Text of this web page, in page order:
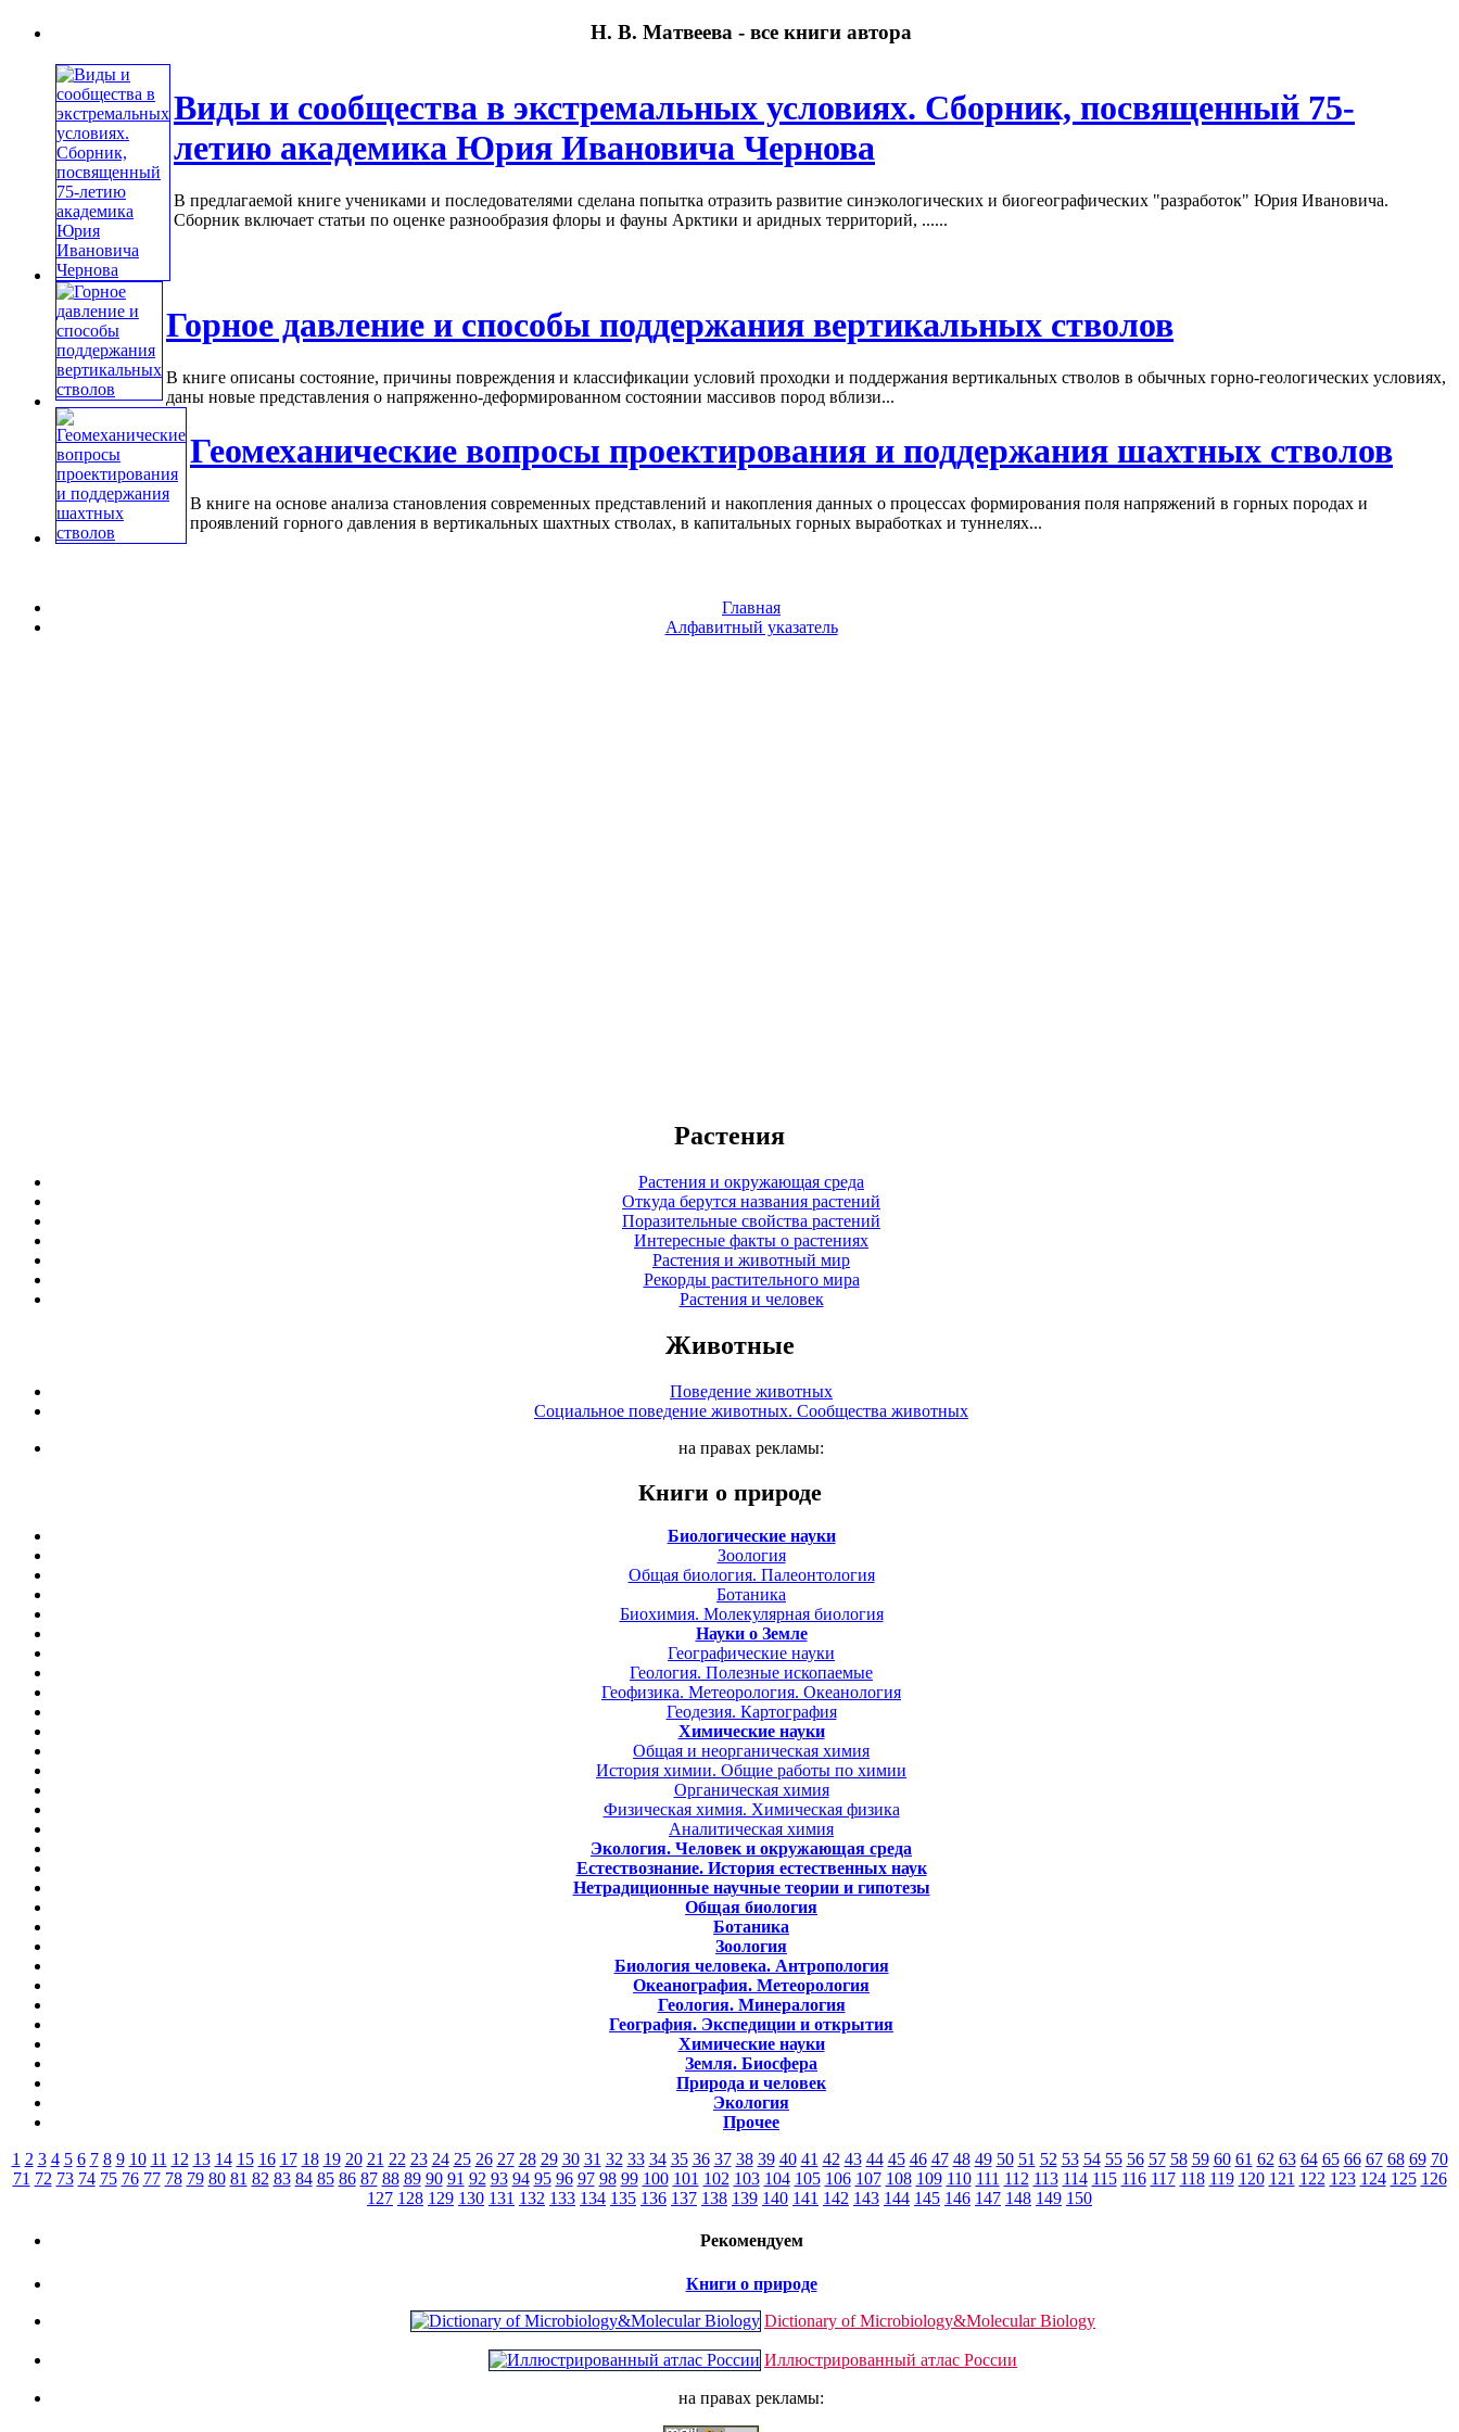
Н. В. Матвеева - все книги автора
Виды и сообщества в экстремальных условиях. Сборник, посвященный 75-
летию академика Юрия Ивановича Чернова
В предлагаемой книге учениками и последователями сделана попытка отразить развитие синэкологических и биогеографических "разработок" Юрия Ивановича.
Сборник включает статьи по оценке разнообразия флоры и фауны Арктики и аридных территорий, ......
Горное давление и способы поддержания вертикальных стволов
В книге описаны состояние, причины повреждения и классификации условий проходки и поддержания вертикальных стволов в обычных горно-геологических условиях,
даны новые представления о напряженно-деформированном состоянии массивов пород вблизи...
Геомеханические вопросы проектирования и поддержания шахтных стволов
В книге на основе анализа становления современных представлений и накопления данных о процессах формирования поля напряжений в горных породах и
проявлений горного давления в вертикальных шахтных стволах, в капитальных горных выработках и туннелях...
Главная
Алфавитный указатель
Растения
Растения и окружающая среда
Откуда берутся названия растений
Поразительные свойства растений
Интересные факты о растениях
Растения и животный мир
Рекорды растительного мира
Растения и человек
Животные
Поведение животных
Социальное поведение животных. Сообщества животных
на правах рекламы:
Книги о природе
Биологические науки
Зоология
Общая биология. Палеонтология
Ботаника
Биохимия. Молекулярная биология
Науки о Земле
Географические науки
Геология. Полезные ископаемые
Геофизика. Метеорология. Океанология
Геодезия. Картография
Химические науки
Общая и неорганическая химия
История химии. Общие работы по химии
Органическая химия
Физическая химия. Химическая физика
Аналитическая химия
Экология. Человек и окружающая среда
Естествознание. История естественных наук
Нетрадиционные научные теории и гипотезы
Общая биология
Ботаника
Зоология
Биология человека. Антропология
Океанография. Метеорология
Геология. Минералогия
География. Экспедиции и открытия
Химические науки
Земля. Биосфера
Природа и человек
Экология
Прочее
1 2 3 4 5 6 7 8 9 10 11 12 13 14 15 16 17 18 19 20 21 22 23 24 25 26 27 28 29 30 31 32 33 34 35 36 37 38 39 40 41 42 43 44 45 46 47 48 49 50 51 52 53 54 55 56 57 58 59 60 61 62 63 64 65 66 67 68 69 70
71 72 73 74 75 76 77 78 79 80 81 82 83 84 85 86 87 88 89 90 91 92 93 94 95 96 97 98 99 100 101 102 103 104 105 106 107 108 109 110 111 112 113 114 115 116 117 118 119 120 121 122 123 124 125 126
127 128 129 130 131 132 133 134 135 136 137 138 139 140 141 142 143 144 145 146 147 148 149 150
Рекомендуем
Книги о природе
Dictionary of Microbiology&Molecular Biology
Иллюстрированный атлас России
на правах рекламы: